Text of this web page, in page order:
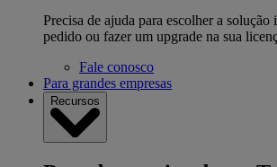
Precisa de ajuda para escolher a solução
pedido ou fazer um upgrade na sua
Fale conosco
Para grandes empresas
Recursos